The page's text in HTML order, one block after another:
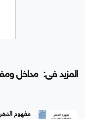
المزيد فى: مداخل
مفهوم